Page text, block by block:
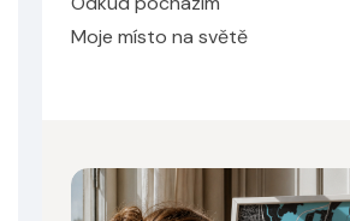
Moje místo na světě